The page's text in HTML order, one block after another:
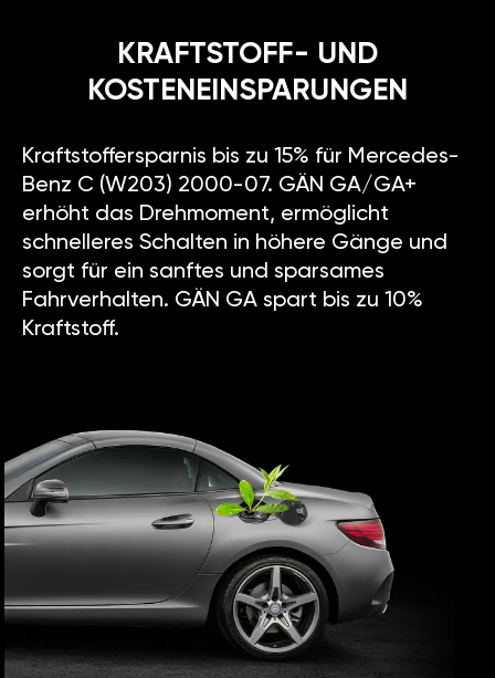
KRAFTSTOFF- UND
KOSTENEINSPARUNGEN
Kraftstoffersparnis bis zu 15% für Mercedes-
Benz C (W203) 2000-07. GÄN GA/GA+
erhöht das Drehmoment, ermöglicht
schnelleres Schalten in höhere Gänge und
sorgt für ein sanftes und sparsames
Fahrverhalten. GÄN GA spart bis zu 10%
Kraftstoff.